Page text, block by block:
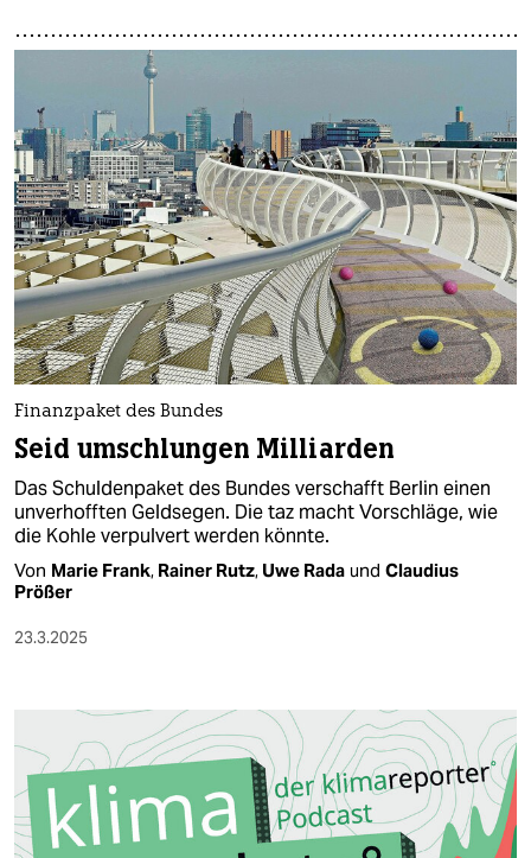
Finanzpaket des Bundes
Seid umschlungen Milliarden
Das Schuldenpaket des Bundes verschafft Berlin einen
unverhofften Geldsegen. Die taz macht Vorschläge, wie
die Kohle verpulvert werden könnte.
Von Marie Frank, Rainer Rutz, Uwe Rada und Claudius
Prößer
23.3.2025